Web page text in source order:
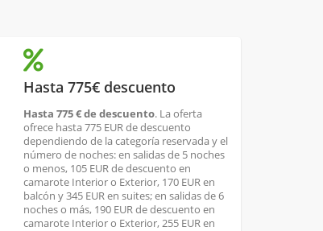
Hasta 775€ descuento
Hasta 775 € de descuento. La oferta
ofrece hasta 775 EUR de descuento
dependiendo de la categoría reservada y el
número de noches: en salidas de 5 noches
o menos, 105 EUR de descuento en
camarote Interior o Exterior, 170 EUR en
balcón y 345 EUR en suites; en salidas de 6
noches o más, 190 EUR de descuento en
camarote Interior o Exterior, 255 EUR en